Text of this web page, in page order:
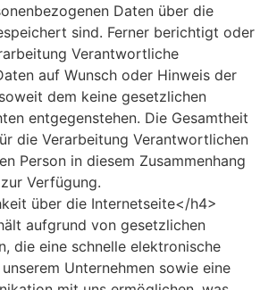
Daten über die
sind. Ferner berichtigt oder
Verantwortliche
auf Wunsch oder Hinweis der
dem keine gesetzlichen
entgegenstehen. Die Gesamtheit
die Verarbeitung Verantwortlichen
Person in diesem Zusammenhang
Verfügung.
über die Internetseite</h4>
aufgrund von gesetzlichen
die eine schnelle elektronische
Unternehmen sowie eine